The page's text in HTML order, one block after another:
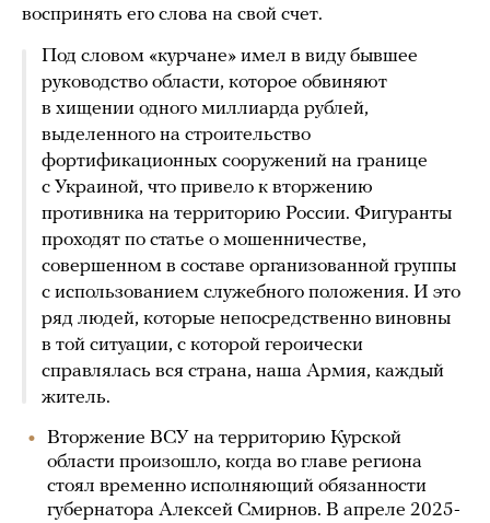
воспринять его слова на свой счет.
Под словом «курчане» имел в виду бывшее
руководство области, которое обвиняют
в хищении одного миллиарда рублей,
выделенного на строительство
фортификационных сооружений на границе
с Украиной, что привело к вторжению
противника на территорию России. Фигуранты
проходят по статье о мошенничестве,
совершенном в составе организованной группы
с использованием служебного положения. И это
ряд людей, которые непосредственно виновны
в той ситуации, с которой героически
справлялась вся страна, наша Армия, каждый
житель.
Вторжение ВСУ на территорию Курской
области произошло, когда во главе региона
стоял временно исполняющий обязанности
губернатора Алексей Смирнов. В апреле 2025-